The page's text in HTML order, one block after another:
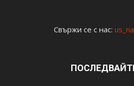
Свържи се с нас: